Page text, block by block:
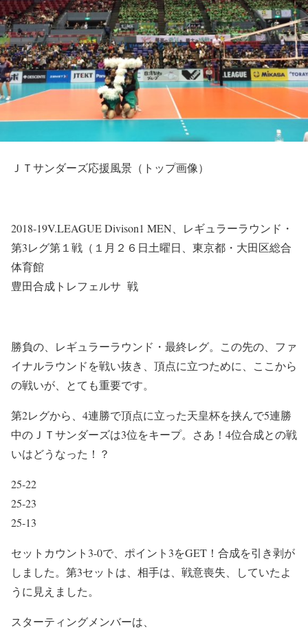
ＪＴサンダーズ応援風景（トップ画像）
2018-19V.LEAGUE Divison1 MEN、レギュラーラウンド・
第3レグ第１戦（１月２６日土曜日、東京都・大田区総合
体育館
豊田合成トレフェルサ 戦
勝負の、レギュラーラウンド・最終レグ。この先の、ファ
イナルラウンドを戦い抜き、頂点に立つために、ここから
の戦いが、とても重要です。
第2レグから、4連勝で頂点に立った天皇杯を挟んで5連勝
中のＪＴサンダーズは3位をキープ。さあ！4位合成との戦
いはどうなった！？
25-22
25-23
25-13
セットカウント3-0で、ポイント3をGET！合成を引き剥が
しました。第3セットは、相手は、戦意喪失、していたよ
うに見えました。
スターティングメンバーは、